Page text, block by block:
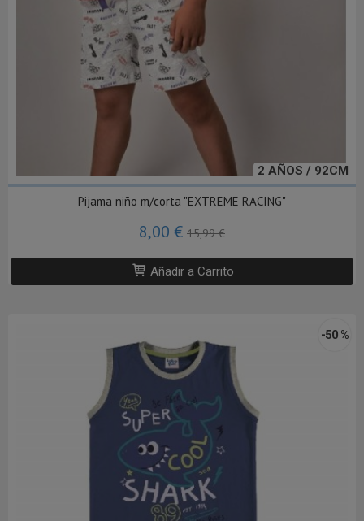
2 AÑOS / 92CM
Pijama niño m/corta "EXTREME RACING"
8,00 € 15,99 €
Añadir a Carrito
-50 %